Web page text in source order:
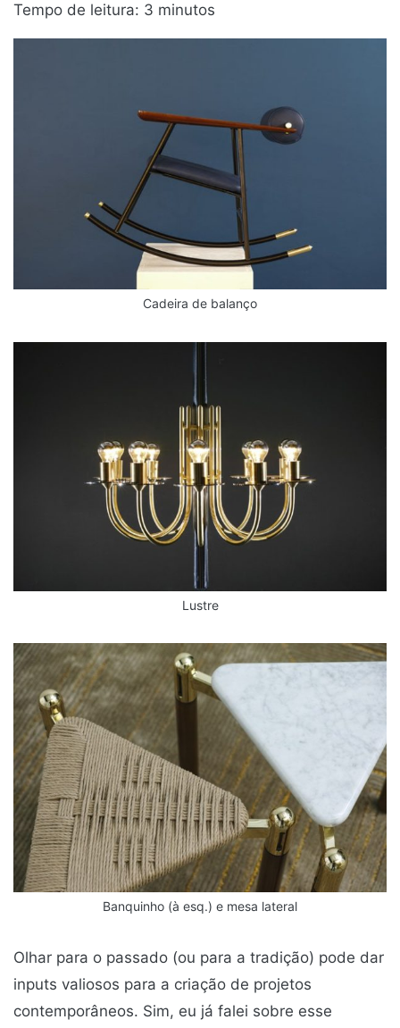
Tempo de leitura: 3 minutos
Cadeira de balanço
Lustre
Banquinho (à esq.) e mesa lateral
Olhar para o passado (ou para a tradição) pode dar
inputs valiosos para a criação de projetos
contemporâneos. Sim, eu já falei sobre esse